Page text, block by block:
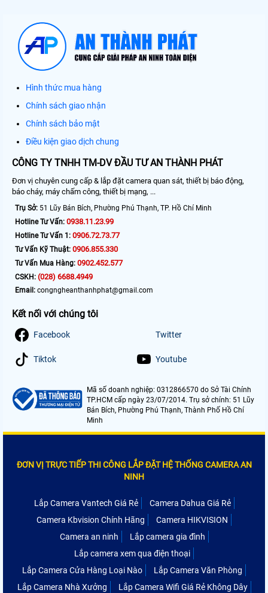
Hình thức mua hàng
Chính sách giao nhận
Chính sách bảo mật
Điều kiện giao dịch chung
CÔNG TY TNHH TM-DV ĐẦU TƯ AN THÀNH PHÁT
Đơn vị chuyên cung cấp & lắp đặt camera quan sát, thiết bị báo động,
báo cháy, máy chấm công, thiết bị mạng, ...
Trụ Sở: 51 Lũy Bán Bích, Phường Phú Thạnh, TP. Hồ Chí Minh
Hotline Tư Vấn: 0938.11.23.99
Hotline Tư Vấn 1: 0906.72.73.77
Tư Vấn Kỹ Thuật: 0906.855.330
Tư Vấn Mua Hàng: 0902.452.577
CSKH: (028) 6688.4949
Email: congngheanthanhphat@gmail.com
Kết nối với chúng tôi
Facebook Twitter
Tiktok Youtube
Mã số doanh nghiệp: 0312866570 do Sở Tài Chính
TP.HCM cấp ngày 23/07/2014. Trụ sở chính: 51 Lũy
Bán Bích, Phường Phú Thạnh, Thành Phố Hồ Chí
Minh
ĐƠN VỊ TRỰC TIẾP THI CÔNG LẮP ĐẶT HỆ THỐNG CAMERA AN
NINH
Lắp Camera Vantech Giá Rẻ
Camera Dahua Giá Rẻ
Camera Kbvision Chính Hãng
Camera HIKVISION
Camera an ninh
Lắp camera gia đình
Lắp camera xem qua điện thoại
Lắp Camera Cửa Hàng Loại Nào
Lắp Camera Văn Phòng
Lắp Camera Nhà Xưởng
Lắp Camera Wifi Giá Rẻ Không Dây